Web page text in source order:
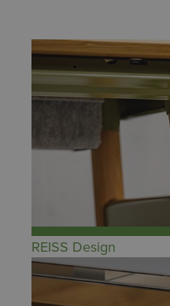
REISS Design